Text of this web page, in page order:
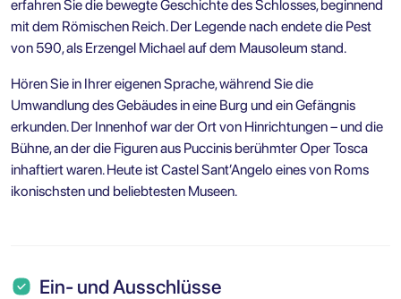
erfahren Sie die bewegte Geschichte des Schlosses, beginnend
mit dem Römischen Reich. Der Legende nach endete die Pest
von 590, als Erzengel Michael auf dem Mausoleum stand.
Hören Sie in Ihrer eigenen Sprache, während Sie die
Umwandlung des Gebäudes in eine Burg und ein Gefängnis
erkunden. Der Innenhof war der Ort von Hinrichtungen – und die
Bühne, an der die Figuren aus Puccinis berühmter Oper Tosca
inhaftiert waren. Heute ist Castel Sant’Angelo eines von Roms
ikonischsten und beliebtesten Museen.
Ein- und Ausschlüsse